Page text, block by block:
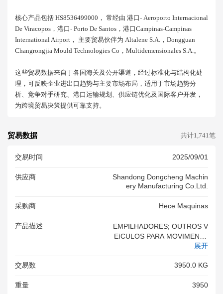
核心产品包括 HS8536499000， 常经由 港口- Aeroporto Internacional
De Viracopos，港口- Porto De Santos，港口campinas-Campinas
International Airport， 主要贸易伙伴为 Altalene S.a.，dongguan
Changrongjia Mould Technologies Co，multidemensionales S.a.。
这些贸易数据来自于各国海关及公开渠道，经过标准化与结构化处
理，可反映企业进出口趋势与主要市场布局，适用于市场趋势分
析、竞争对手研究、港口运输规划、供应链优化及国际客户开发，
为跨境贸易决策提供可靠支持。
贸易数据 共计1,741笔
交易时间 2025/09/01
供应商
Shandong Dongcheng Machin
Ery Manufacturing Co.ltd.
采购商 Hece Maquinas
产品描述
EMPILHADORES; OUTROS V
EíCULOS PARA MOVIMENTA
ÇãO DE CARGA E SEMELHA
POSITIVO DE ELEVAçãO|BEN
IPAMENTOS DE TRANSPORT
展开
交易数 3950.0 KG
重量 3950